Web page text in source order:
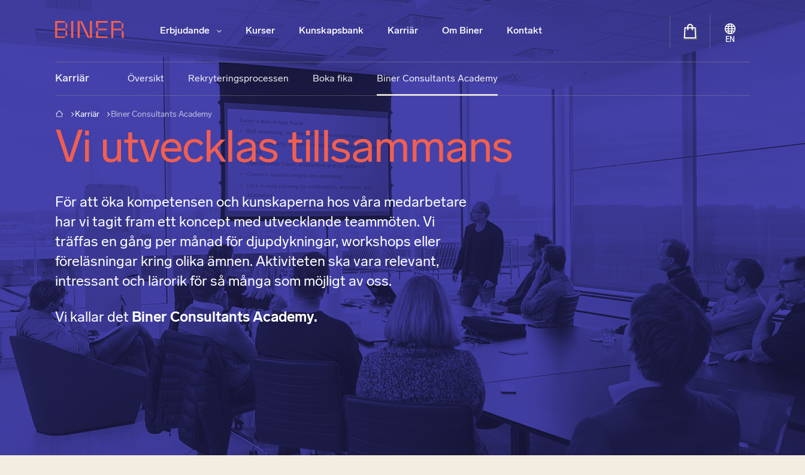
Erbjudande Kurser Kunskapsbank Karriär Om Biner Kontakt
EN
Karriär Översikt Rekryteringsprocessen Boka fika Biner Consultants Academy
Karriär Biner Consultants Academy
Vi utvecklas tillsammans
För att öka kompetensen och kunskaperna hos våra medarbetare
har vi tagit fram ett koncept med utvecklande teammöten. Vi
träffas en gång per månad för djupdykningar, workshops eller
föreläsningar kring olika ämnen. Aktiviteten ska vara relevant,
intressant och lärorik för så många som möjligt av oss.
Vi kallar det Biner Consultants Academy.